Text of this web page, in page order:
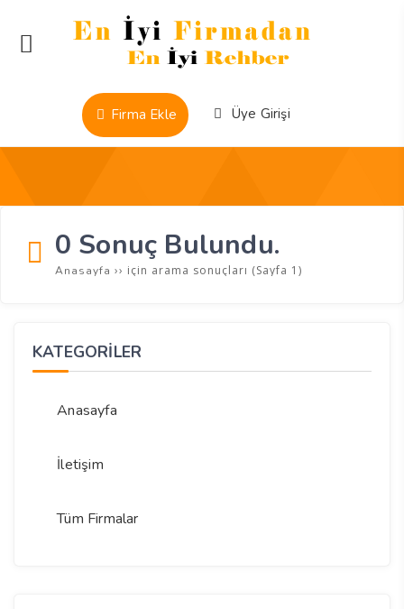
Üye Girişi
Firma Ekle
0 Sonuç Bulundu.
Anasayfa ›› için arama sonuçları (Sayfa 1)
KATEGORİLER
Anasayfa
İletişim
Tüm Firmalar